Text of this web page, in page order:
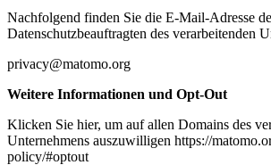
Nachfolgend finden Sie die E-Mail-Adresse
Datenschutzbeauftragten des verarbeitenden
privacy@matomo.org
Weitere Informationen und Opt-Out
Klicken Sie hier, um auf allen Domains des
Unternehmens auszuwilligen https://
policy/#optout